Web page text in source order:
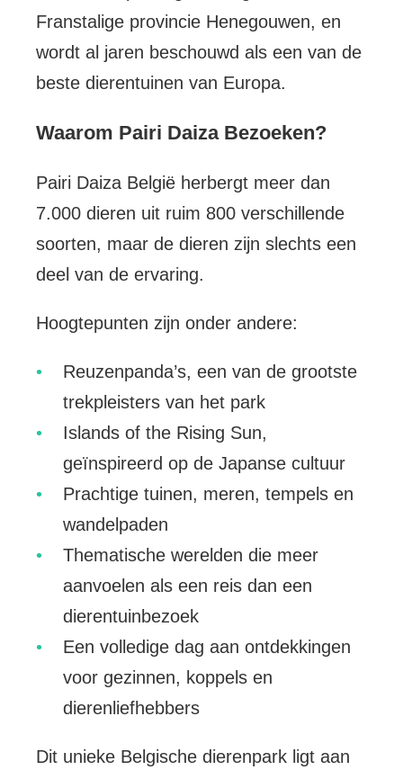
Franstalige provincie Henegouwen, en
wordt al jaren beschouwd als een van de
beste dierentuinen van Europa.
Waarom Pairi Daiza Bezoeken?
Pairi Daiza België herbergt meer dan
7.000 dieren uit ruim 800 verschillende
soorten, maar de dieren zijn slechts een
deel van de ervaring.
Hoogtepunten zijn onder andere:
Reuzenpanda’s, een van de grootste
trekpleisters van het park
Islands of the Rising Sun,
geïnspireerd op de Japanse cultuur
Prachtige tuinen, meren, tempels en
wandelpaden
Thematische werelden die meer
aanvoelen als een reis dan een
dierentuinbezoek
Een volledige dag aan ontdekkingen
voor gezinnen, koppels en
dierenliefhebbers
Dit unieke Belgische dierenpark ligt aan